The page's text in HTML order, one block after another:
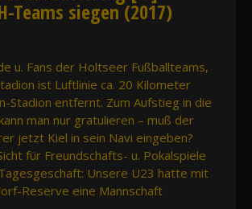
Teams siegen (2017)
u. Fans der Holtseer Fußballteams,
ist Luftlinie ca. 20 Kilometer
Stadion entfernt. Zum Aufstieg in die
man nur gratulieren – muß der
jetzt Kiel in sein Navi eingeben?
für Freundschafts- u. Pokalspiele
Unsere U23 hatte mit
Reserve eine Mannschaft